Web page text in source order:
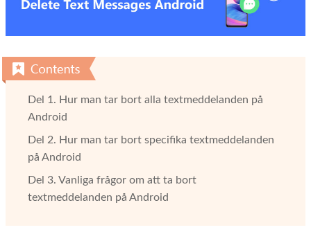
Del 1. Hur man tar bort alla textmeddelanden på
Android
Del 2. Hur man tar bort specifika textmeddelanden
på Android
Del 3. Vanliga frågor om att ta bort
textmeddelanden på Android